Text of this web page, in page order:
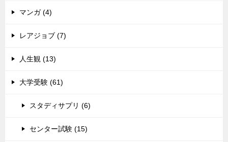
マンガ (4)
レアジョブ (7)
人生観 (13)
大学受験 (61)
スタディサプリ (6)
センター試験 (15)